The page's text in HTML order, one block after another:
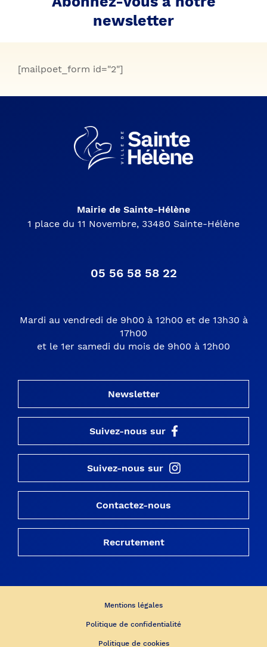
newsletter
[mailpoet_form id="2"]
Mairie de Sainte-Hélène
1 place du 11 Novembre, 33480 Sainte-Hélène
05 56 58 58 22
Mardi au vendredi de 9h00 à 12h00 et de 13h30 à
17h00
et le 1er samedi du mois de 9h00 à 12h00
Newsletter
Suivez-nous sur
Suivez-nous sur
Contactez-nous
Recrutement
Mentions légales
Politique de confidentialité
Politique de cookies